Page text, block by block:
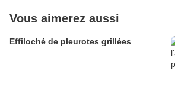
Vous aimerez aussi
Effiloché de pleurotes grillées